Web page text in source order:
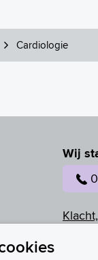
Cardiologie
Wij